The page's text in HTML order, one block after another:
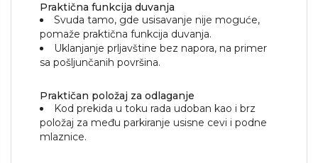
Praktična funkcija duvanja
Svuda tamo, gde usisavanje nije moguće,
pomaže praktična funkcija duvanja.
Uklanjanje prljavštine bez napora, na primer
sa pošljunčanih površina.
Praktičan položaj za odlaganje
Kod prekida u toku rada udoban kao i brz
položaj za među parkiranje usisne cevi i podne
mlaznice.